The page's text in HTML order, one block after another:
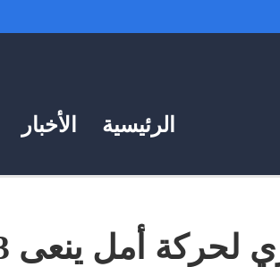
الأخبار الرئيسية